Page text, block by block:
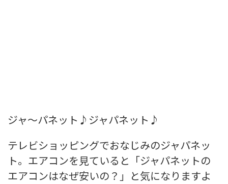
ジャ～パネット♪ジャパネット♪
テレビショッピングでおなじみのジャパネッ
ト。エアコンを見ていると「ジャパネットの
エアコンはなぜ安いの？」と気になりますよ